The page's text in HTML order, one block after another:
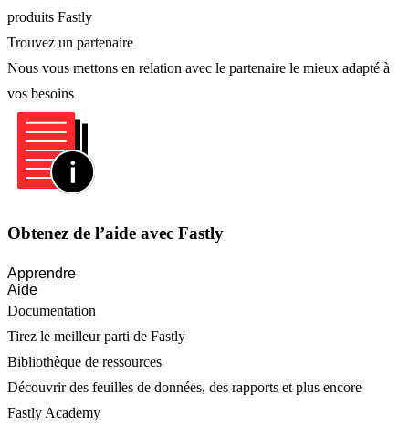
produits Fastly
Trouvez un partenaire
Nous vous mettons en relation avec le partenaire le mieux adapté à
vos besoins
Obtenez de l’aide avec Fastly
Apprendre
Aide
Documentation
Tirez le meilleur parti de Fastly
Bibliothèque de ressources
Découvrir des feuilles de données, des rapports et plus encore
Fastly Academy